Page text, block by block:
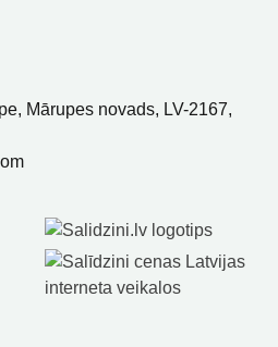
Mārupes novads, LV-2167,